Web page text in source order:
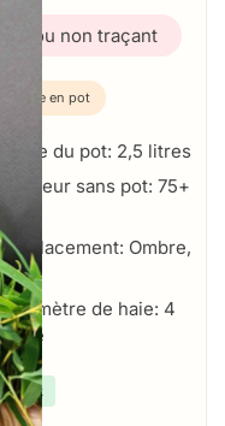
non traçant
Plante en pot
Taille du pot: 2,5 litres
Hauteur sans pot: 75+
Emplacement: Ombre,
mètre de haie: 4
stock